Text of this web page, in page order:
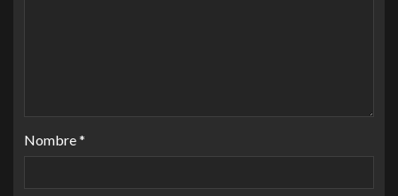
Nombre*